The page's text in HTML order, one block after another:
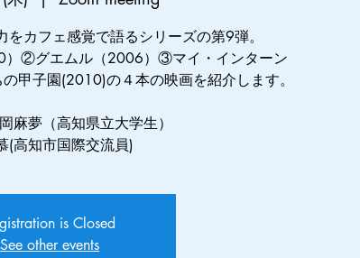
カフェ感覚で語るシリーズの第9弾。
②グエムル（2006）③マイ・インターン
甲子園(2010)の４本の映画を紹介します。
麻夢（高知県立大学生）
(高知市国際交流員)
is Closed
See other events